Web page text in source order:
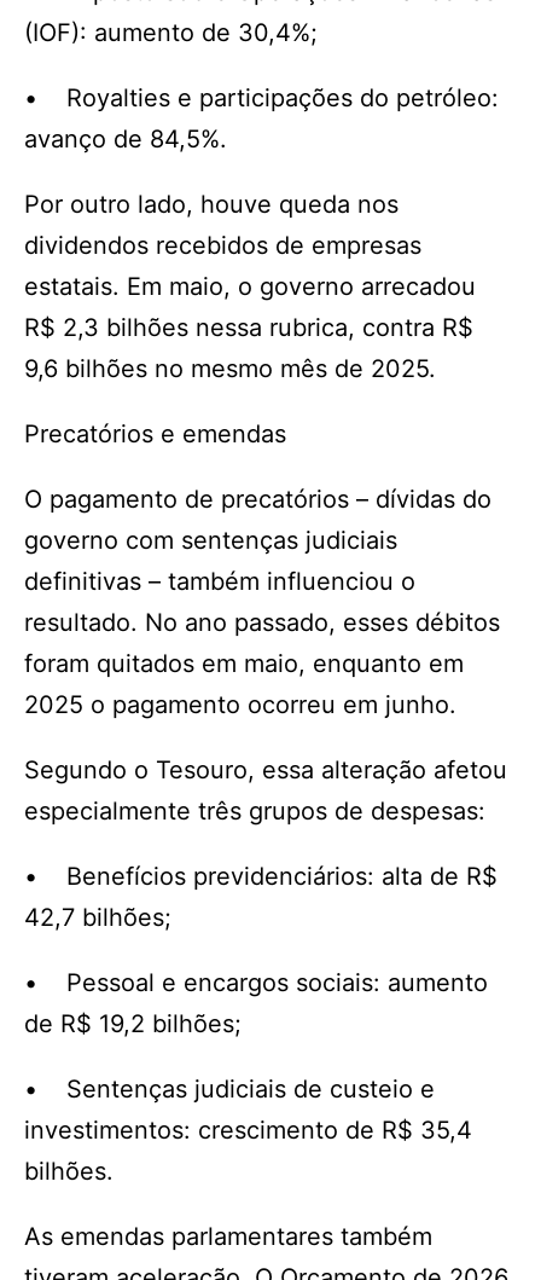
(IOF): aumento de 30,4%;
• Royalties e participações do petróleo:
avanço de 84,5%.
Por outro lado, houve queda nos
dividendos recebidos de empresas
estatais. Em maio, o governo arrecadou
R$ 2,3 bilhões nessa rubrica, contra R$
9,6 bilhões no mesmo mês de 2025.
Precatórios e emendas
O pagamento de precatórios – dívidas do
governo com sentenças judiciais
definitivas – também influenciou o
resultado. No ano passado, esses débitos
foram quitados em maio, enquanto em
2025 o pagamento ocorreu em junho.
Segundo o Tesouro, essa alteração afetou
especialmente três grupos de despesas:
• Benefícios previdenciários: alta de R$
42,7 bilhões;
• Pessoal e encargos sociais: aumento
de R$ 19,2 bilhões;
• Sentenças judiciais de custeio e
investimentos: crescimento de R$ 35,4
bilhões.
As emendas parlamentares também